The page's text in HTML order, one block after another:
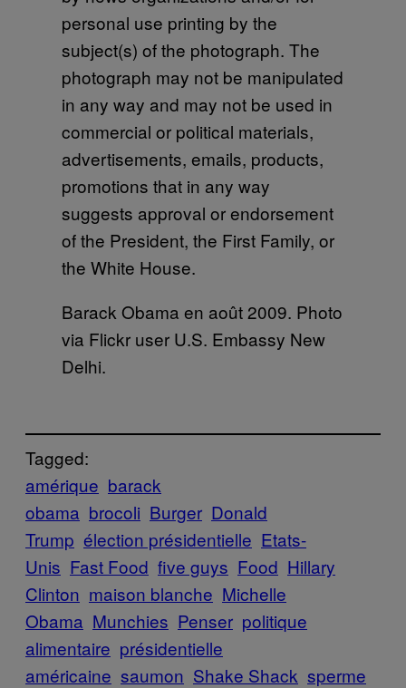
Barack Obama en août 2009. Photo
via Flickr user U.S. Embassy New
Delhi.
Tagged:
amérique barack
obama brocoli Burger Donald
Trump élection présidentielle Etats-
Unis Fast Food five guys Food Hillary
Clinton maison blanche Michelle
Obama Munchies Penser politique
alimentaire présidentielle
américaine saumon Shake Shack sperme